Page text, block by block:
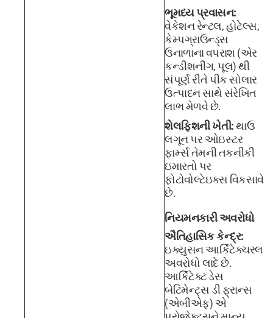
ભૂમધ્ય પ્રવાસન:
વેકેશન રેન્ટલ, હોટેલ્સ,
કેમ્પગ્રાઉન્ડ્સ
ઉનાળાના વપરાશ (એર
કન્ડીશનીંગ, પૂલ) થી
સંપૂર્ણ રીતે પીક સોલાર
ઉત્પાદન સાથે સંરેખિત
લાભ મેળવે છે.
શેલફિશની ખેતી:થાઉ
લગૂન પર ઓઇસ્ટર
ફાર્મ્સ તેમની તકનીકી
ઇમારતો પર
ફોટોવોલ્ટેઇક્સ વિકસાવે
છે.
નિયમનકારી અવરોધો
ઐતિહાસિક કેન્દ્ર:
ઇક્યુસન આર્કિટેક્ચરલ
અવરોધો લાદે છે.
આર્કિટેક્ટ ડેસ
બેટિમેન્ટ્સ ડી ફ્રાન્સ
(એબીએફ) એ